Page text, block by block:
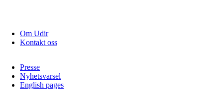
Om Udir
Kontakt oss
Presse
Nyhetsvarsel
English pages